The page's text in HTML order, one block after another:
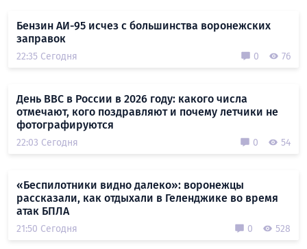
Бензин АИ-95 исчез с большинства воронежских
заправок
22:35 Сегодня 0 76
День ВВС в России в 2026 году: какого числа
отмечают, кого поздравляют и почему летчики не
фотографируются
22:03 Сегодня 0 54
«Беспилотники видно далеко»: воронежцы
рассказали, как отдыхали в Геленджике во время
атак БПЛА
21:50 Сегодня 0 528